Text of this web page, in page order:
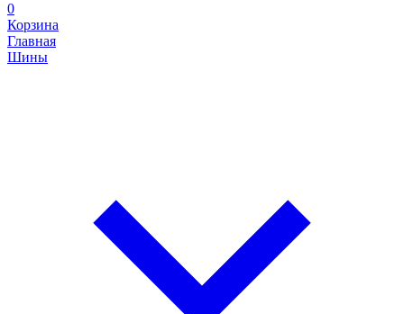
0
Корзина
Главная
Шины